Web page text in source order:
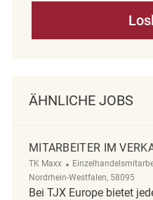
ÄHNLICHE JOBS
MITARBEITER IM
TK Maxx Kategorie
Nordrhein-Westfalen, 58095
Bei TJX Europe bietet